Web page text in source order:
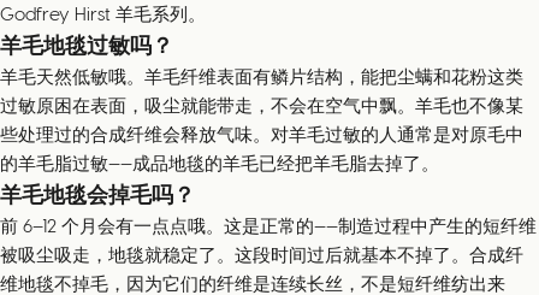
Godfrey Hirst 羊毛系列。
羊毛地毯过敏吗？
羊毛天然低敏哦。羊毛纤维表面有鳞片结构，能把尘螨和花粉这类
过敏原困在表面，吸尘就能带走，不会在空气中飘。羊毛也不像某
些处理过的合成纤维会释放气味。对羊毛过敏的人通常是对原毛中
的羊毛脂过敏——成品地毯的羊毛已经把羊毛脂去掉了。
羊毛地毯会掉毛吗？
前 6–12 个月会有一点点哦。这是正常的——制造过程中产生的短纤维
被吸尘吸走，地毯就稳定了。这段时间过后就基本不掉了。合成纤
维地毯不掉毛，因为它们的纤维是连续长丝，不是短纤维纺出来